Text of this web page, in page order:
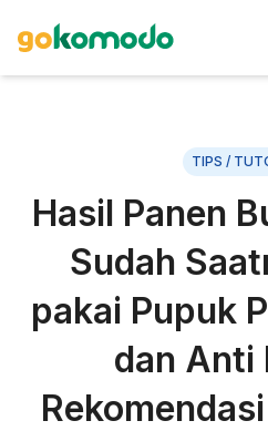
TIPS /
Hasil Panen
Sudah
pakai Pupuk
dan Anti